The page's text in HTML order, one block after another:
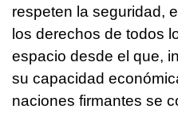
respeten la seguridad,
los derechos de todos
espacio desde el que,
su capacidad
naciones firmantes se